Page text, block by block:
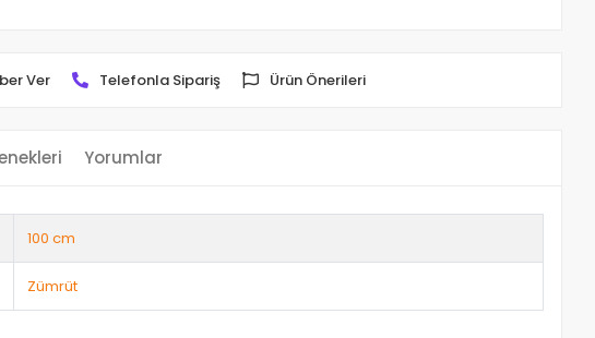
Ver Telefonla Sipariş Ürün Önerileri
Yorumlar
100 cm
Zümrüt